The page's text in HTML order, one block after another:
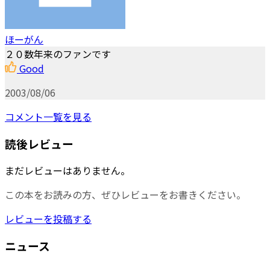
ほーがん
２０数年来のファンです
Good
2003/08/06
コメント一覧を見る
読後レビュー
まだレビューはありません。
この本をお読みの方、ぜひレビューをお書きください。
レビューを投稿する
ニュース